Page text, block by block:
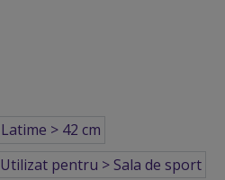
Latime > 42 cm
Utilizat pentru > Sala de sport